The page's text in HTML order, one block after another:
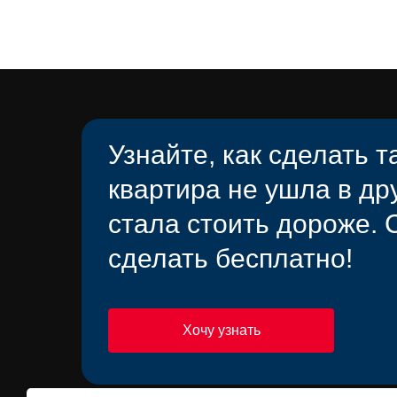
Узнайте, как сделать
квартира не ушла в
стала стоить дороже.
сделать бесплатно!
Хочу узнать